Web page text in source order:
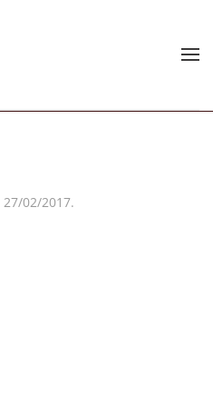
27/02/2017.